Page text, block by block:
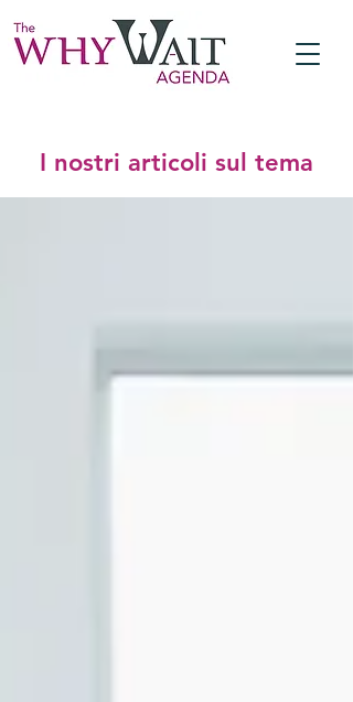
I nostri articoli sul tema